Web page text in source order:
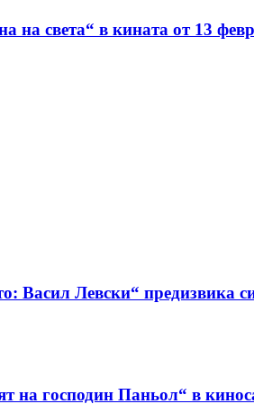
на света“ в кината от 13
Васил Левски“ предизвика
на господин Паньол“ в